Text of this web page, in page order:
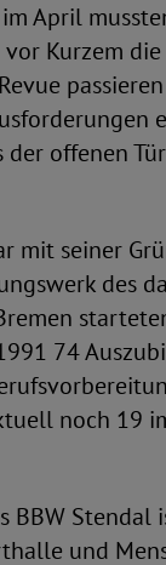
April
Kurzem
offenen
mit seiner
des
74
noch 19
BBW
und